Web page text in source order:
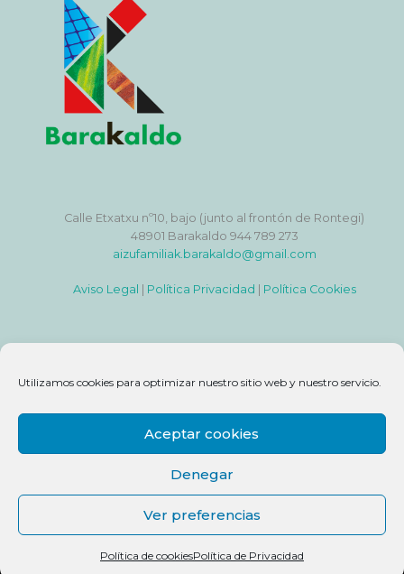
Utilizamos cookies para optimizar nuestro sitio web y nuestro servicio.
Aceptar cookies
Denegar
Ver preferencias
Política de cookiesPolítica de Privacidad
Calle Etxatxu nº10, bajo (junto al frontón de Rontegi)
48901 Barakaldo 944 789 273
aizufamiliak.barakaldo@gmail.com
Aviso Legal Política Privacidad Política Cookies
TODOS LOS DERECHOS RESERVADOS